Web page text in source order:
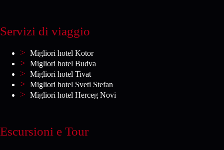
Servizi di viaggio
Migliori hotel Kotor
Migliori hotel Budva
Migliori hotel Tivat
Migliori hotel Sveti Stefan
Migliori hotel Herceg Novi
Escursioni e Tour